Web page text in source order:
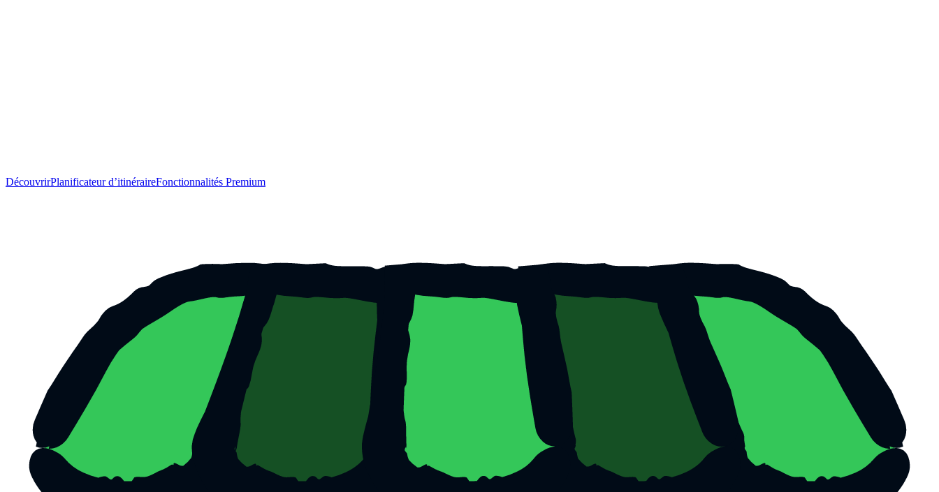
DécouvrirPlanificateur d’itinéraireFonctionnalités Premium